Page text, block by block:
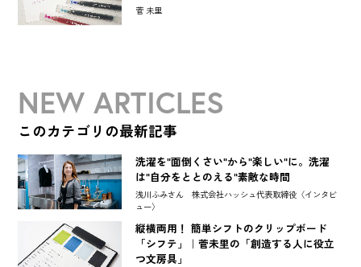
菅 未里
NEW ARTICLES
このカテゴリの最新記事
洗濯を"面倒くさい"から"楽しい"に。洗濯
は"自分をととのえる"素敵な時間
浅川ふみさん 株式会社ハッシュ代表取締役〈インタビ
ュー〉
縦横両用！ 簡単シフトのクリップボード
「シフテ」｜菅未里の「創造する人に役立
つ文房具」